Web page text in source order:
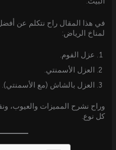
في هذا المقال راح نتكلم عن
لمناخ الرياض:
عزل الفوم.
العزل الأسمنتي.
العزل بالشاش (مع الأسمنتي).
وراح نشرح المميزات والعيوب،
كل نوع.